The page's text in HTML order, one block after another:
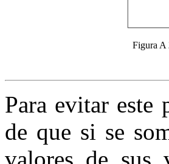
Figura A
Para evitar este
de que si se
valores de sus